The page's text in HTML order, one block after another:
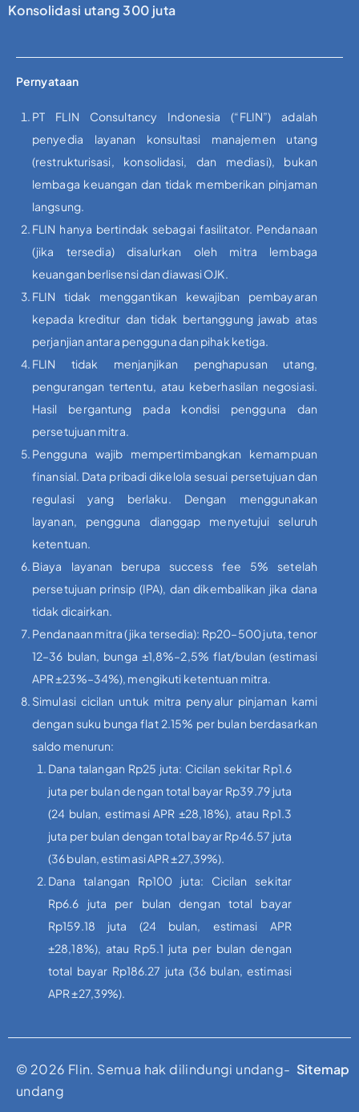
Konsolidasi utang 300 juta
Pernyataan
PT FLIN Consultancy Indonesia (“FLIN”) adalah
penyedia layanan konsultasi manajemen utang
(restrukturisasi, konsolidasi, dan mediasi), bukan
lembaga keuangan dan tidak memberikan pinjaman
langsung.
FLIN hanya bertindak sebagai fasilitator. Pendanaan
(jika tersedia) disalurkan oleh mitra lembaga
keuangan berlisensi dan diawasi OJK.
FLIN tidak menggantikan kewajiban pembayaran
kepada kreditur dan tidak bertanggung jawab atas
perjanjian antara pengguna dan pihak ketiga.
FLIN tidak menjanjikan penghapusan utang,
pengurangan tertentu, atau keberhasilan negosiasi.
Hasil bergantung pada kondisi pengguna dan
persetujuan mitra.
Pengguna wajib mempertimbangkan kemampuan
finansial. Data pribadi dikelola sesuai persetujuan dan
regulasi yang berlaku. Dengan menggunakan
layanan, pengguna dianggap menyetujui seluruh
ketentuan.
Biaya layanan berupa success fee 5% setelah
persetujuan prinsip (IPA), dan dikembalikan jika dana
tidak dicairkan.
Pendanaan mitra (jika tersedia): Rp20–500 juta, tenor
12–36 bulan, bunga ±1,8%–2,5% flat/bulan (estimasi
APR ±23%–34%), mengikuti ketentuan mitra.
Simulasi cicilan untuk mitra penyalur pinjaman kami
dengan suku bunga flat 2.15% per bulan berdasarkan
saldo menurun:
Dana talangan Rp25 juta: Cicilan sekitar Rp1.6
juta per bulan dengan total bayar Rp39.79 juta
(24 bulan, estimasi APR ±28,18%), atau Rp1.3
juta per bulan dengan total bayar Rp46.57 juta
(36 bulan, estimasi APR ±27,39%).
Dana talangan Rp100 juta: Cicilan sekitar
Rp6.6 juta per bulan dengan total bayar
Rp159.18 juta (24 bulan, estimasi APR
±28,18%), atau Rp5.1 juta per bulan dengan
total bayar Rp186.27 juta (36 bulan, estimasi
APR ±27,39%).
© 2026 Flin. Semua hak dilindungi undang-
undang
Sitemap